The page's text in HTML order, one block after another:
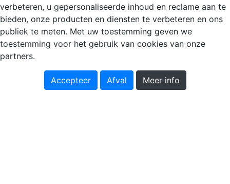
verbeteren, u gepersonaliseerde inhoud en reclame aan te
bieden, onze producten en diensten te verbeteren en ons
publiek te meten. Met uw toestemming geven we
toestemming voor het gebruik van cookies van onze
partners.
Accepteer Afval Meer info